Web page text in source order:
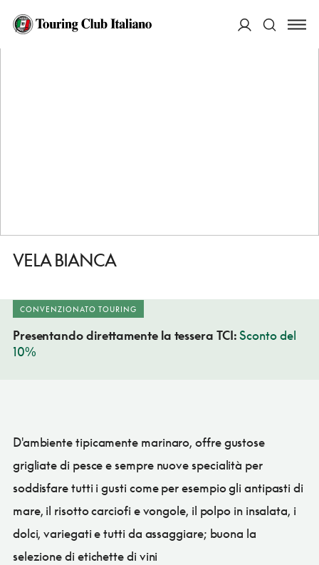
HOME
VELA BIANCA
CONVENZIONATO TOURING
Presentando direttamente la tessera TCI:Sconto del
10%
D'ambiente tipicamente marinaro, offre gustose
grigliate di pesce e sempre nuove specialità per
soddisfare tutti i gusti come per esempio gli antipasti di
mare, il risotto carciofi e vongole, il polpo in insalata, i
dolci, variegati e tutti da assaggiare; buona la
selezione di etichette di vini